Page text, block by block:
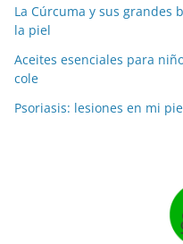
La Cúrcuma y sus grandes
la piel
Aceites esenciales para
cole
Psoriasis: lesiones en mi